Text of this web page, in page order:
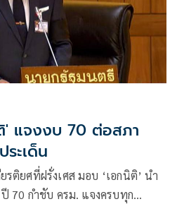
' แจงงบ 70 ต่อสภา
ะเด็น
รติยศที่ฝรั่งเศส มอบ ‘เอกนิติ’ นำ
70 กำชับ ครม. แจงครบทุก